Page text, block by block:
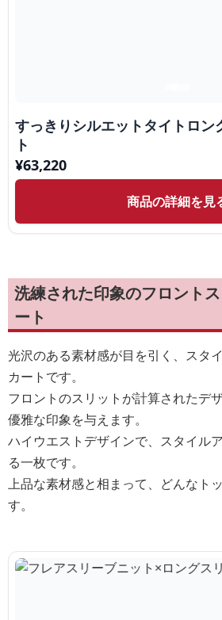
すっきりシルエットタイトロン
ト
¥63,220
商品の詳細を見
洗練された印象のフロント
ート
光沢のある素材感が目を引く、スタ
カートです。
フロントのスリットが計算されたデ
優雅な印象を与えます。
ハイウエストデザインで、スタイル
る一枚です。
上品な素材感と相まって、どんなト
す。